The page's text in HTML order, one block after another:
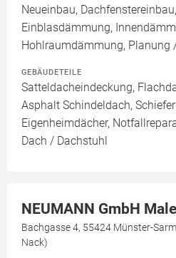
Neueinbau,
Einblasdämmung,
Hohlraumdämmung, Planung
GEBÄUDETEILE
Satteldacheindeckung,
Asphalt Schindeldach,
Eigenheimdächer,
Dach / Dachstuhl
NEUMANN GmbH
Bachgasse 4, 55424 Münster-
Nack)